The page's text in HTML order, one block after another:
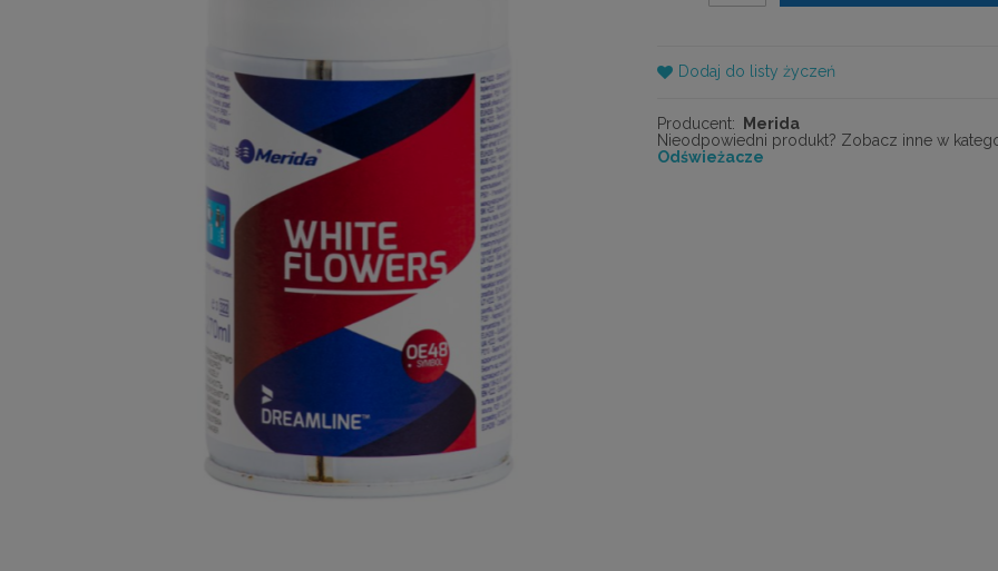
Dodaj do listy życzeń
Producent:
Merida
Nieodpowiedni produkt? Zobacz inne w
Odświeżacze